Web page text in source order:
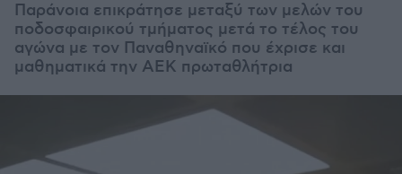
Παράνοια επικράτησε μεταξύ των μελών του
ποδοσφαιρικού τμήματος μετά το τέλος του
αγώνα με τον Παναθηναϊκό που έχρισε και
μαθηματικά την ΑΕΚ πρωταθλήτρια